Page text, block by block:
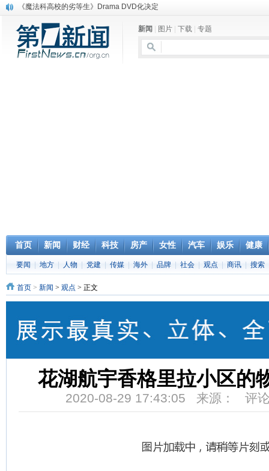
《魔法科高校的劣等生》Drama DVD化决定
消息称刘强东要求京东商城明年扭亏为盈
保健品也能吃出一身病? 康宝莱员工自揭多项家丑
煤价"跳水"电企利润"蹦高" 电煤联动亟待完善
新闻 图片 下载 专题
首页 新闻 财经 科技 房产 女性 汽车 娱乐 健康
要闻 地方 人物 党建 传媒 海外 品牌 社会 观点 商讯 搜索
首页 > 新闻 > 观点 > 正文
花湖航宇香格里拉小区的
2020-08-29 17:43:05 来源： 评